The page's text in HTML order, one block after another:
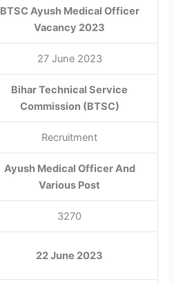
BTSC Ayush Medical Officer
Vacancy 2023
27 June 2023
Bihar Technical Service
Commission (BTSC)
Recruitment
Ayush Medical Officer And
Various Post
3270
22 June 2023